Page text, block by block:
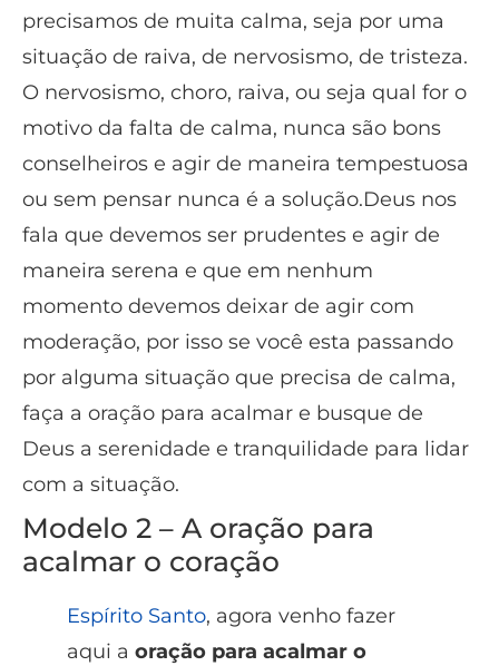
precisamos de muita calma, seja por uma
situação de raiva, de nervosismo, de tristeza.
O nervosismo, choro, raiva, ou seja qual for o
motivo da falta de calma, nunca são bons
conselheiros e agir de maneira tempestuosa
ou sem pensar nunca é a solução.Deus nos
fala que devemos ser prudentes e agir de
maneira serena e que em nenhum
momento devemos deixar de agir com
moderação, por isso se você esta passando
por alguma situação que precisa de calma,
faça a oração para acalmar e busque de
Deus a serenidade e tranquilidade para lidar
com a situação.
Modelo 2 – A oração para
acalmar o coração
Espírito Santo, agora venho fazer
aqui a oração para acalmar o